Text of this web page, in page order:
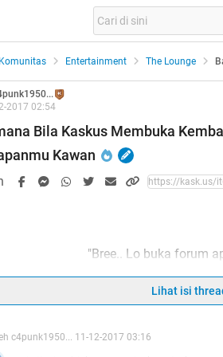
Komunitas Entertainment The Lounge
2017 02:54
Bila Kaskus Membuka
Kawan
"Bree.. Lo buka forum
"Ehhh..elo punk ini
"Buset...masih doyan lo
Lihat isi
c4punk1950... 11-12-2017 03:16